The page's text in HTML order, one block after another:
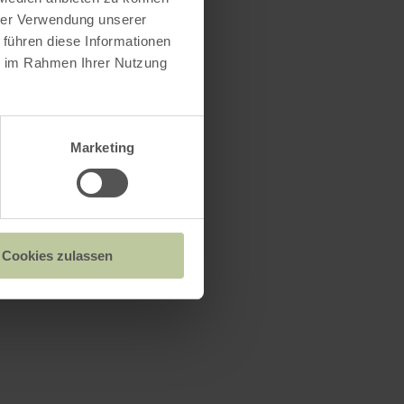
Verwendung unserer
diese Informationen
Rahmen Ihrer Nutzung
Marketing
Cookies zulassen